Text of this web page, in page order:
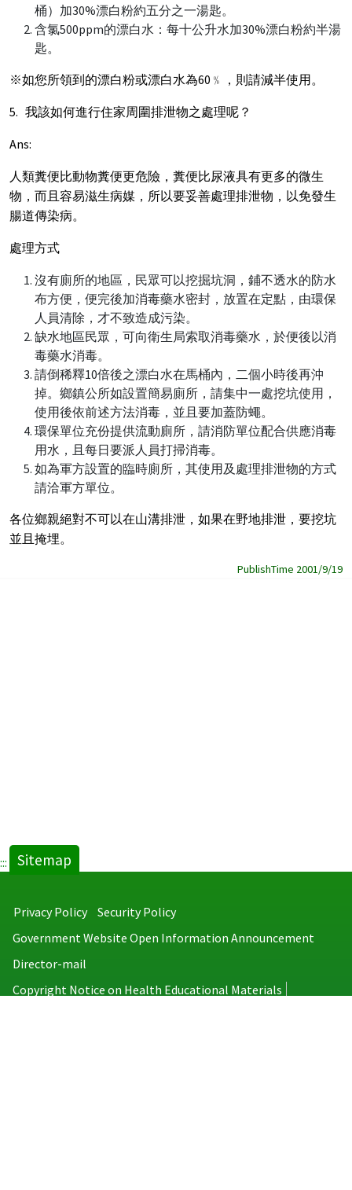
桶）加30%漂白粉約五分之一湯匙。
含氯500ppm的漂白水：每十公升水加30%漂白粉約半湯
匙。
※如您所領到的漂白粉或漂白水為60﹪，則請減半使用。
5. 我該如何進行住家周圍排泄物之處理呢？
Ans:
人類糞便比動物糞便更危險，糞便比尿液具有更多的微生
物，而且容易滋生病媒，所以要妥善處理排泄物，以免發生
腸道傳染病。
處理方式
沒有廁所的地區，民眾可以挖掘坑洞，鋪不透水的防水
布方便，便完後加消毒藥水密封，放置在定點，由環保
人員清除，才不致造成污染。
缺水地區民眾，可向衛生局索取消毒藥水，於便後以消
毒藥水消毒。
請倒稀釋10倍後之漂白水在馬桶內，二個小時後再沖
掉。鄉鎮公所如設置簡易廁所，請集中一處挖坑使用，
使用後依前述方法消毒，並且要加蓋防蠅。
環保單位充份提供流動廁所，請消防單位配合供應消毒
用水，且每日要派人員打掃消毒。
如為軍方設置的臨時廁所，其使用及處理排泄物的方式
請洽軍方單位。
各位鄉親絕對不可以在山溝排泄，如果在野地排泄，要挖坑
並且掩埋。
PublishTime 2001/9/19
::: Sitemap
Privacy Policy
Security Policy
Government Website Open Information Announcement
Director-mail
Copyright Notice on Health Educational Materials